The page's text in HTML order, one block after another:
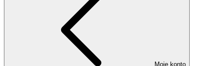
Moje konto